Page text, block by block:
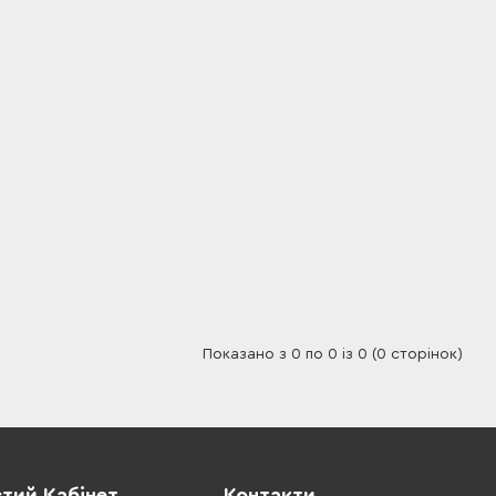
Показано з 0 по 0 із 0 (0 сторінок)